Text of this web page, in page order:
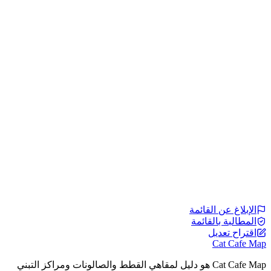
الإبلاغ عن القائمة
المطالبة بالقائمة
اقتراح تعديل
Cat Cafe Map
Cat Cafe Map هو دليل لمقاهي القطط والصالونات ومراكز التبني